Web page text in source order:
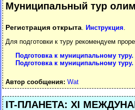
Муниципальный тур
Регистрация открыта. Инструкция.
Для подготовки к туру рекомендуем
Подготовка к муниципальному
Подготовка к муниципальному
Автор сообщения: Wat
IT-ПЛАНЕТА: XI